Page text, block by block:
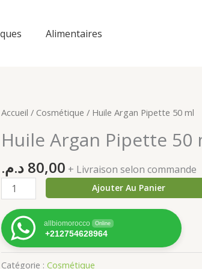
Alimentaires
Accueil / Cosmétique / Huile Argan Pipette 50 ml
Huile Argan Pipette 50
80,00 د.م.
+ Livraison selon commande
quantité
de
Huile
Argan
Pipette
50
Ajouter Au Panier
allbiomorocco Online
+212754628964
Catégorie : Cosmétique